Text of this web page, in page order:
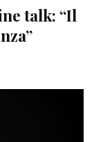
talk: “Il